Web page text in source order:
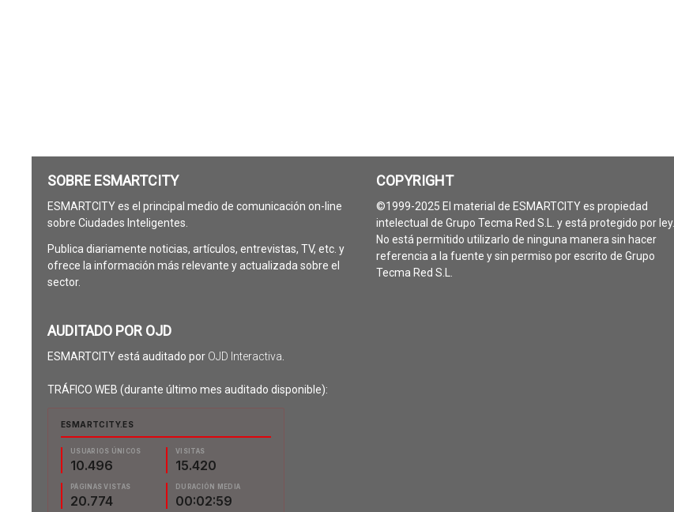
SOBRE ESMARTCITY
ESMARTCITY es el principal medio de comunicación on-line
sobre Ciudades Inteligentes.
Publica diariamente noticias, artículos, entrevistas, TV, etc. y
ofrece la información más relevante y actualizada sobre el
sector.
AUDITADO POR OJD
ESMARTCITY está auditado por OJD Interactiva
TRÁFICO WEB (durante último mes auditado disponible):
COPYRIGHT
©1999-2025 El material de ESMARTCITY es propiedad
intelectual de Grupo Tecma Red S.L. y está protegido por ley.
No está permitido utilizarlo de ninguna manera sin hacer
referencia a la fuente y sin permiso por escrito de Grupo
Tecma Red S.L.